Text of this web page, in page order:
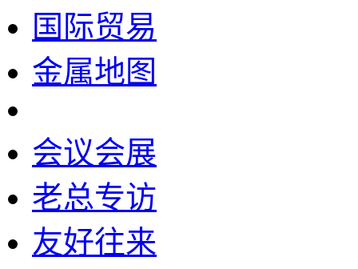
国际贸易
金属地图
会议会展
老总专访
友好往来